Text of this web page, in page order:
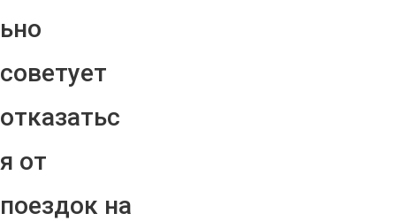
ьно
советует
отказатьс
я от
поездок на